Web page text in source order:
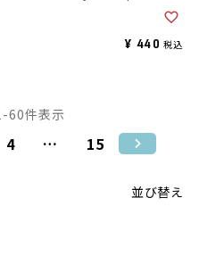
¥ 440 税込
並び替え
-60件表示
4 … 15